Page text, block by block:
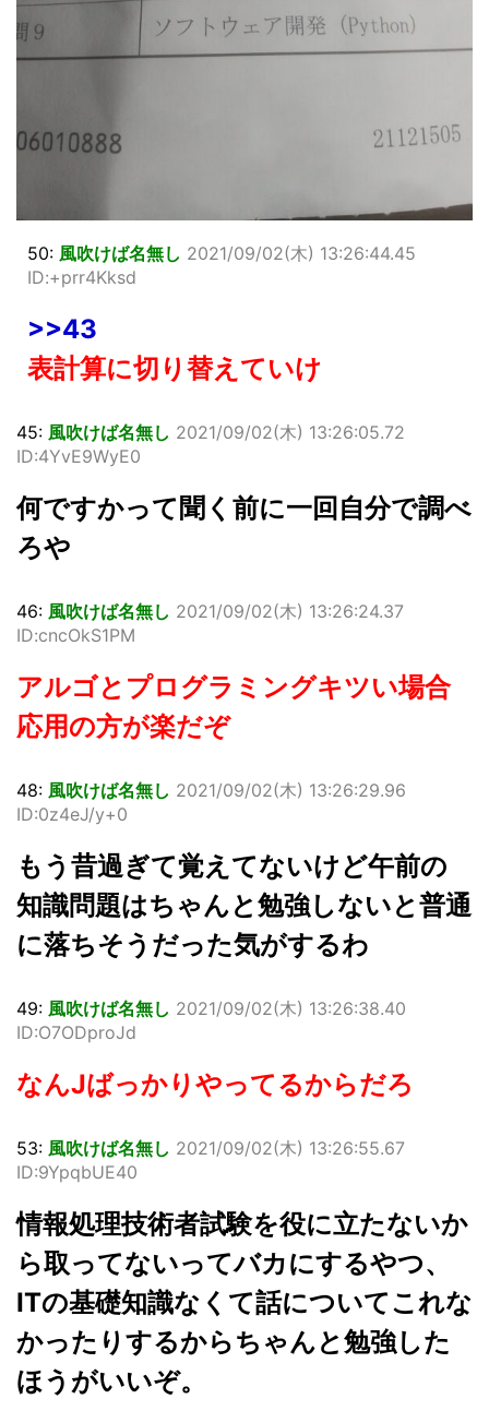
50: 風吹けば名無し 2021/09/02(木) 13:26:44.45
ID:+prr4Kksd
>>43
表計算に切り替えていけ
45: 風吹けば名無し 2021/09/02(木) 13:26:05.72
ID:4YvE9WyE0
何ですかって聞く前に一回自分で調べ
ろや
46: 風吹けば名無し 2021/09/02(木) 13:26:24.37
ID:cncOkS1PM
アルゴとプログラミングキツい場合
応用の方が楽だぞ
48: 風吹けば名無し 2021/09/02(木) 13:26:29.96
ID:0z4eJ/y+0
もう昔過ぎて覚えてないけど午前の
知識問題はちゃんと勉強しないと普通
に落ちそうだった気がするわ
49: 風吹けば名無し 2021/09/02(木) 13:26:38.40
ID:O7ODproJd
なんJばっかりやってるからだろ
53: 風吹けば名無し 2021/09/02(木) 13:26:55.67
ID:9YpqbUE40
情報処理技術者試験を役に立たないか
ら取ってないってバカにするやつ、
ITの基礎知識なくて話についてこれな
かったりするからちゃんと勉強した
ほうがいいぞ。